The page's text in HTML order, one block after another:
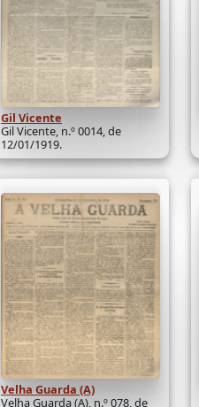
Gil Vicente
Gil Vicente, n.º 0014, de
12/01/1919.
Velha Guarda (A)
Velha Guarda (A), n.º 078, de